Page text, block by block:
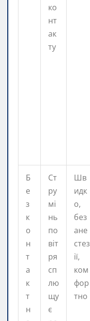
ко
нт
ак
ту
Б
е
з
к
о
н
т
а
к
т
н
Ст
ру
мі
нь
по
віт
ря
сп
лю
щу
є
Шв
идк
о,
без
ане
стез
ії,
ком
фор
тно